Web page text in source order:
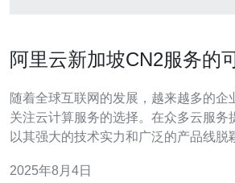
阿里云新加坡CN2服务的
随着全球互联网的发展，越来越多的企
关注云计算服务的选择。在众多云服务
以其强大的技术实力和广泛的产品线脱
为您提供选择建议。 首先，我们来了解一下什么是CN2线
2025年8月4日